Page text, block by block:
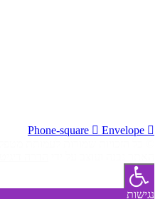
Phone-square
Envelope
נגישות